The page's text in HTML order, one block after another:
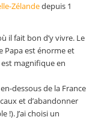
Zélandedepuis 1
il fait bon d’y vivre. Le
Papa est énorme et
magnifique en
dessous de la France
et d’abandonner
!). J’ai choisi un